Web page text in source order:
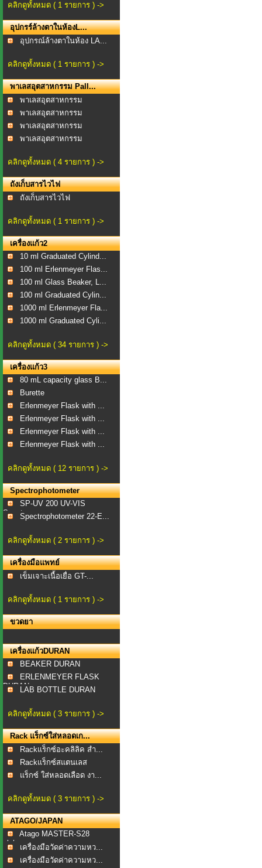
คลิกดูทั้งหมด ( 1 รายการ ) ->
อุปกรร์ล้างตาในห้องL...
อุปกรณ์ล้างตาในห้อง LA...
คลิกดูทั้งหมด ( 1 รายการ ) ->
พาเลสอุตสาหกรรม Pall...
พาเลสอุตสาหกรรม
พาเลสอุตสาหกรรม
Oneway...
พาเลสอุตสาหกรรม
Oneway...
พาเลสอุตสาหกรรม
คลิกดูทั้งหมด ( 4 รายการ ) ->
ถังเก็บสารไวไฟ
ถังเก็บสารไวไฟ
คลิกดูทั้งหมด ( 1 รายการ ) ->
เครื่องแก้ว2
10 ml Graduated Cylind...
100 ml Erlenmeyer Flas...
100 ml Glass Beaker, L...
100 ml Graduated Cylin...
1000 ml Erlenmeyer Fla...
1000 ml Graduated Cyli...
คลิกดูทั้งหมด ( 34 รายการ ) ->
เครื่องแก้ว3
80 mL capacity glass B...
Burette
Erlenmeyer Flask with ...
Erlenmeyer Flask with ...
Erlenmeyer Flask with ...
Erlenmeyer Flask with ...
คลิกดูทั้งหมด ( 12 รายการ ) ->
Spectrophotometer
SP-UV 200 UV-VIS
Spect...Spectrophotometer 22-E...
คลิกดูทั้งหมด ( 2 รายการ ) ->
เครื่องมือแพทย์
เข็มเจาะเนื้อเยื่อ GT-...
คลิกดูทั้งหมด ( 1 รายการ ) ->
ขวดยา
เครื่องแก้วDURAN
BEAKER DURAN
ERLENMEYER FLASK
DURANLAB BOTTLE DURAN
คลิกดูทั้งหมด ( 3 รายการ ) ->
Rack แร็กซ์ใส่หลอดเก...
Rackแร็กซ์อะคลิลิค สำ...
Rackแร็กซ์สแตนเลส
สำหร...แร็กซ์ ใส่หลอดเลือด งา...
คลิกดูทั้งหมด ( 3 รายการ ) ->
ATAGO/JAPAN
Atago MASTER-S28
alpha...เครื่องมือวัดค่าความหว...
เครื่องมือวัดค่าความหว...